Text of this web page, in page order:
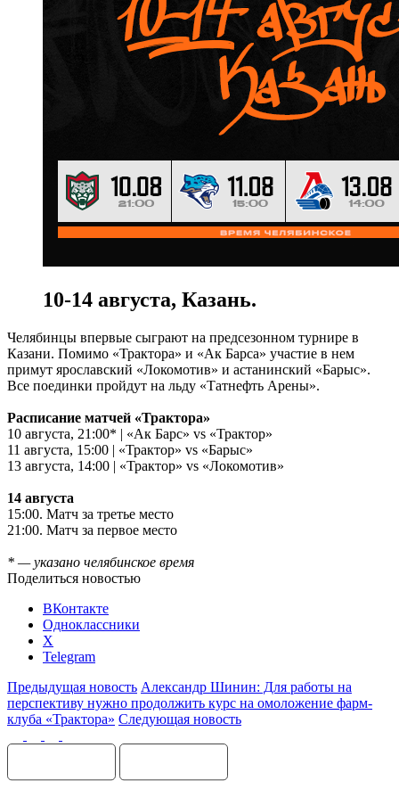
10-14 августа, Казань.
Челябинцы впервые сыграют на предсезонном турнире в
Казани. Помимо «Трактора» и «Ак Барса» участие в нем
примут ярославский «Локомотив» и астанинский «Барыс».
Все поединки пройдут на льду «Татнефть Арены».
Расписание матчей «Трактора»
10 августа, 21:00* | «Ак Барс» vs «Трактор»
11 августа, 15:00 | «Трактор» vs «Барыс»
13 августа, 14:00 | «Трактор» vs «Локомотив»
14 августа
15:00. Матч за третье место
21:00. Матч за первое место
* — указано челябинское время
Поделиться новостью
ВКонтакте
Одноклассники
X
Telegram
Предыдущая новость Александр Шинин: Для работы на
перспективу нужно продолжить курс на омоложение фарм-
клуба «Трактора» Следующая новость